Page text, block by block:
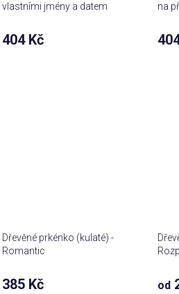
vlastními jmény a datem
404 Kč
na
Dřevěné prkénko (kulaté) -
Romantic
385 Kč od